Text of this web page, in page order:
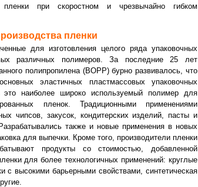
пленки при скоростном и чрезвычайно гибком
пленки
для изготовления целого ряда упаковочных
различных полимеров. За последние 25 лет
полипропилена (ВОРР) бурно развивалось, что
эластичных пластмассовых упаковочных
наиболее широко используемый полимер для
пленок. Традиционными применениями
чипсов, закусок, кондитерских изделий, пасты и
также и новые применения в новых
для выпечки. Кроме того, производители пленки
продукты со стоимостью, добавленной
для более технологичных применений: круглые
с высокими барьерными свойствами, синтетическая